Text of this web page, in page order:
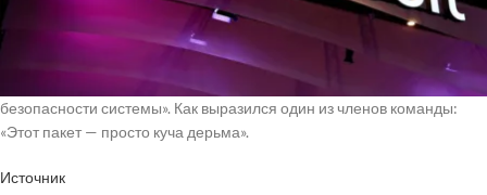
правительственному отчету, с которым ознакомилось издание
ProPublica, «отсутствие надлежащей детальной документации по
безопасности» со стороны технологического гиганта привело к тому,
что у проверяющих возникло «недоверие к оценке общей
безопасности системы». Как выразился один из членов команды:
«Этот пакет — просто куча дерьма».
Источник